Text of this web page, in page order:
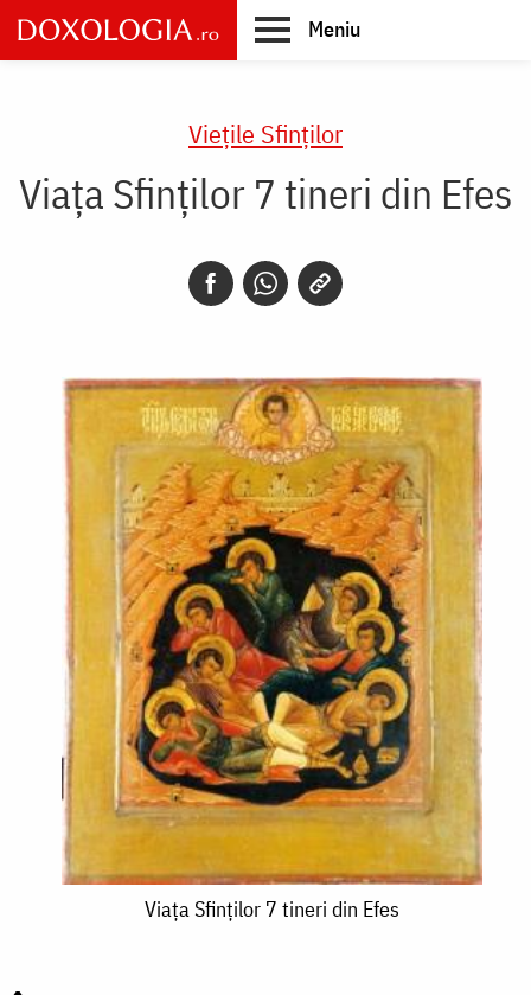
Skip
to
main
Meniu
Vieţile Sfinţilor
Viața Sfinților 7 tineri din Efes
Viața Sfinților 7 tineri din Efes